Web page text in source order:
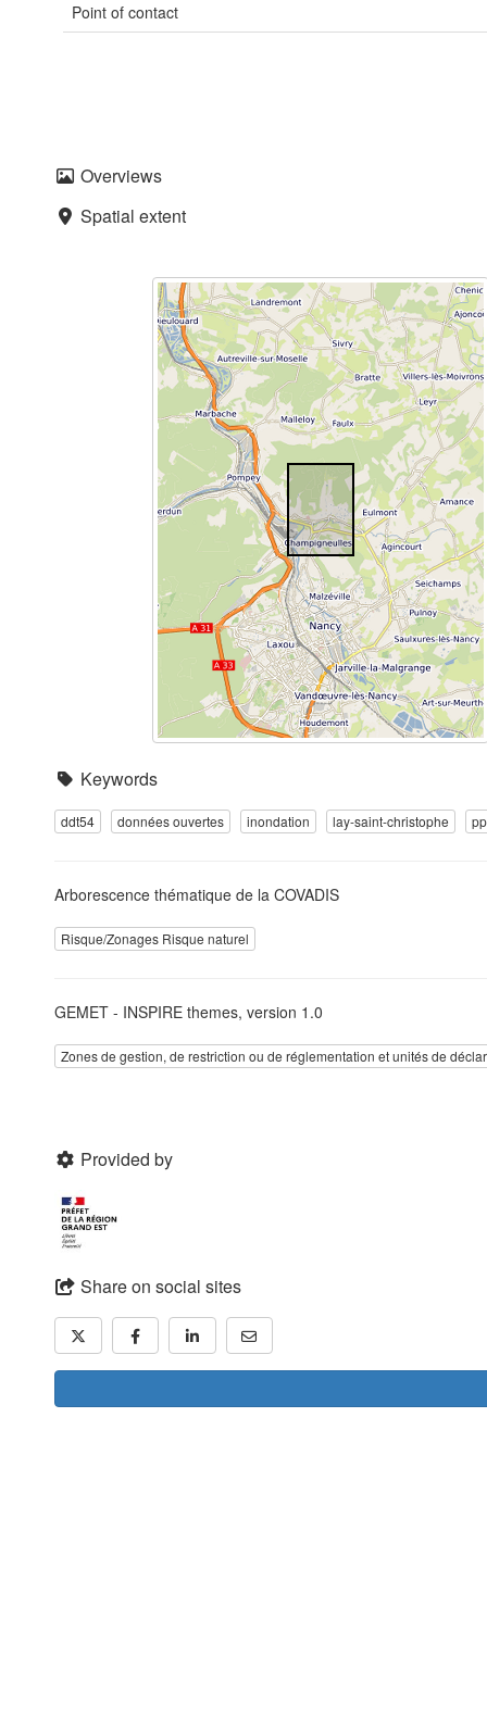
Point of contact
Overviews
Spatial extent
Keywords
ddt54 données ouvertes inondation lay-saint-christophe
Arborescence thématique de la COVADIS
Risque/Zonages Risque naturel
GEMET - INSPIRE themes, version 1.0
Zones de gestion, de restriction ou de réglementation et unités de
Provided by
Share on social sites